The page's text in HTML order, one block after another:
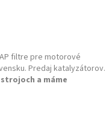
filtre pre motorové
Predaj katalyzátorov.
a máme